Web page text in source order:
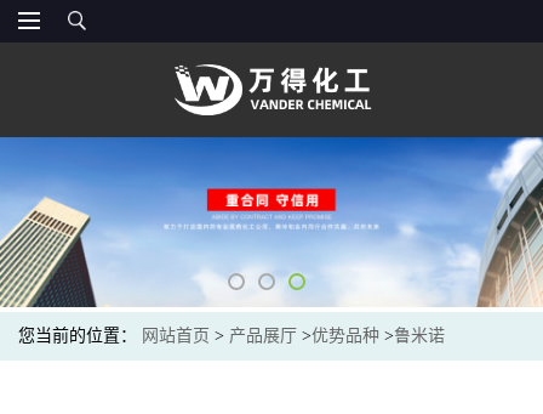
您当前的位置： 网站首页 > 产品展厅 >优势品种 >鲁米诺